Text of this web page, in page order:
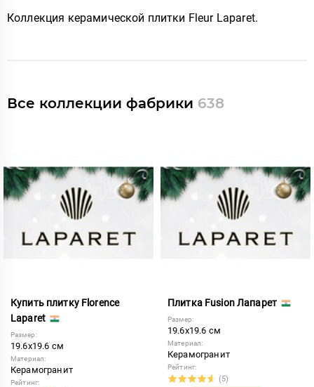
Коллекция керамической плитки Fleur Laparet.
Все коллекции фабрики 638
Купить плитку Florence
Laparet
Размер:
19.6x19.6 см
Материал:
Керамогранит
Рейтинг:
Плитка Fusion Лапарет
Размер:
19.6x19.6 см
Материал:
Керамогранит
Рейтинг:
(5)